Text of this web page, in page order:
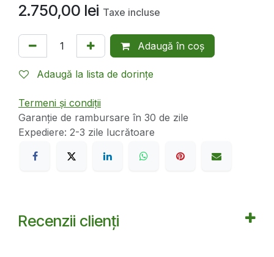
2.750,00 lei Taxe incluse
Adaugă în coș
Adaugă la lista de dorințe
Termeni și condiții
Garanție de rambursare în 30 de zile
Expediere: 2-3 zile lucrătoare
Recenzii clienți